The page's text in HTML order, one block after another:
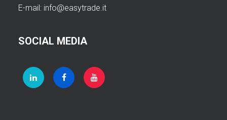
E-mail: info@easytrade.it
SOCIAL MEDIA